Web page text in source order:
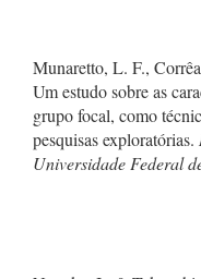
Munaretto, L. F.,
Um estudo sobre as
grupo focal, como
pesquisas exploratórias.
Universidade Federal